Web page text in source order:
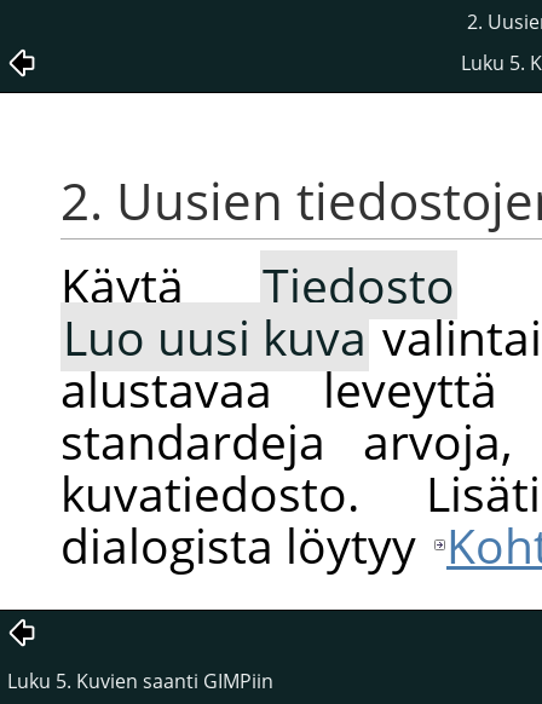
2.
Luku 5.
2. Uusien
KäytäTiedosto
Luo uusi kuva
alustavaa
standardeja
kuvatiedosto.
dialogista löytyy
Luku 5. Kuvien saanti GIMPiin